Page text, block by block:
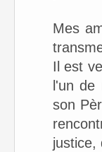
Mes
Il est
l'un
son
justice,